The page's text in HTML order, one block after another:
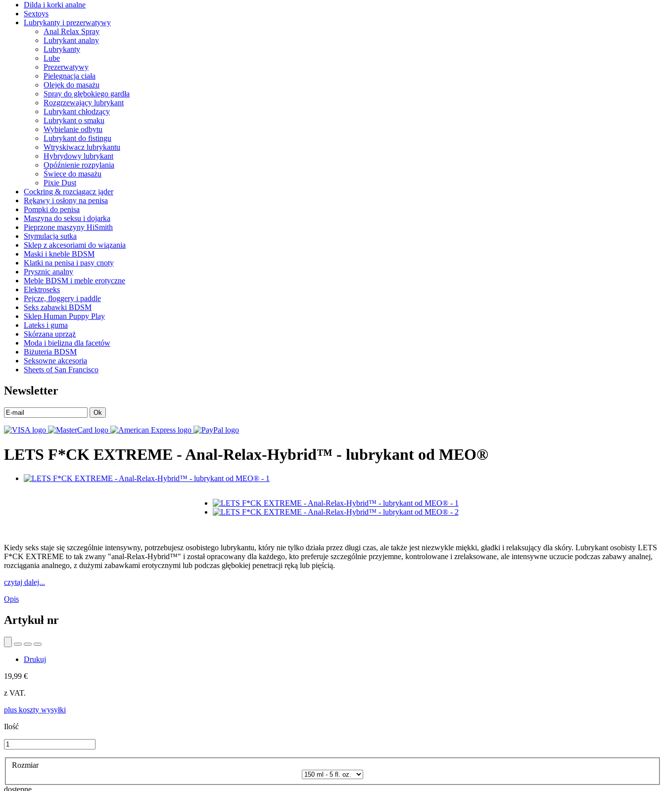
Dilda i korki analne
Sextoys
Lubrykanty i prezerwatywy
Anal Relax Spray
Lubrykant analny
Lubrykanty
Lube
Prezerwatywy
Pielęgnacja ciała
Olejek do masażu
Spray do głębokiego gardła
Rozgrzewający lubrykant
Lubrykant chłodzący
Lubrykant o smaku
Wybielanie odbytu
Lubrykant do fistingu
Wtryskiwacz lubrykantu
Hybrydowy lubrykant
Opóźnienie rozpylania
Świece do masażu
Pixie Dust
Cockring & rozciągacz jąder
Rękawy i osłony na penisa
Pompki do penisa
Maszyna do seksu i dojarka
Pieprzone maszyny HiSmith
Stymulacja sutka
Sklep z akcesoriami do wiązania
Maski i kneble BDSM
Klatki na penisa i pasy cnoty
Prysznic analny
Meble BDSM i meble erotyczne
Elektroseks
Pejcze, floggery i paddle
Seks zabawki BDSM
Sklep Human Puppy Play
Lateks i guma
Skórzana uprząż
Moda i bielizna dla facetów
Biżuteria BDSM
Seksowne akcesoria
Sheets of San Francisco
Newsletter
Ok
LETS F*CK EXTREME - Anal-Relax-Hybrid™ - lubrykant od MEO®
Kiedy seks staje się szczególnie intensywny, potrzebujesz osobistego lubrykantu, który nie tylko działa przez długi czas, ale także jest niezwykle miękki, gładki i relaksujący dla skóry. Lubrykant osobisty LETS
F*CK EXTREME to tak zwany "anal-Relax-Hybrid™" i został opracowany dla każdego, kto preferuje szczególnie przyjemne, kontrolowane i zrelaksowane, ale intensywne uczucie podczas zabawy analnej,
rozciągania analnego, z dużymi zabawkami erotycznymi lub podczas głębokiej penetracji ręką lub pięścią.
czytaj dalej...
Opis
Artykuł nr
Drukuj
19,99 €
z VAT.
plus koszty wysyłki
Ilość
Rozmiar